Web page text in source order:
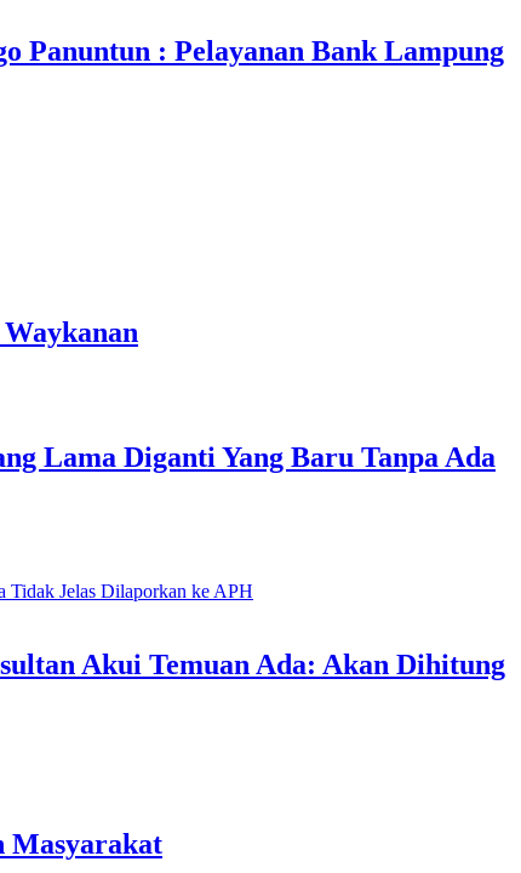
Panuntun : Pelayanan Bank Lampung
Lama Diganti Yang Baru Tanpa Ada
Akui Temuan Ada: Akan Dihitung
Masyarakat